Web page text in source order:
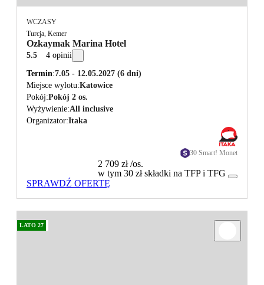
WCZASY
Turcja, Kemer
Ozkaymak Marina Hotel
5.5 4 opinii
Termin 7.05 - 12.05.2027 (6 dni)
Miejsce wylotu Katowice
Pokój Pokój 2 os.
Wyżywienie All inclusive
Organizator Itaka
30 Smart! Monet
2 709 zł/os.
w tym 30 zł składki na TFP i TFG
SPRAWDŹ OFERTĘ
LATO 27